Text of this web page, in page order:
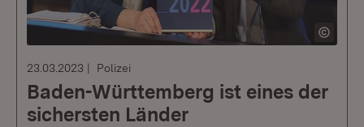
23.03.2023 Polizei
Baden-Württemberg ist eines der
sichersten Länder